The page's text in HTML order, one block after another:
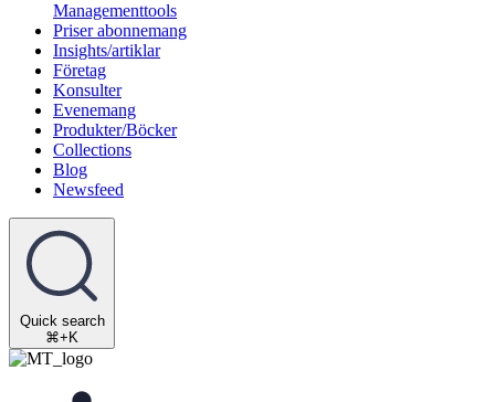
Managementtools
Priser abonnemang
Insights/artiklar
Företag
Konsulter
Evenemang
Produkter/Böcker
Collections
Blog
Newsfeed
Quick search
⌘+K